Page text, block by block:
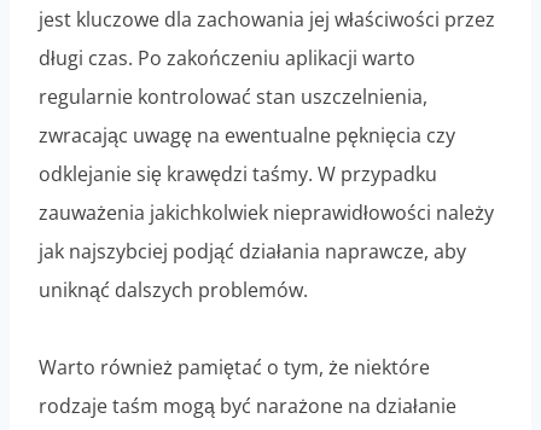
jest kluczowe dla zachowania jej właściwości przez
długi czas. Po zakończeniu aplikacji warto
regularnie kontrolować stan uszczelnienia,
zwracając uwagę na ewentualne pęknięcia czy
odklejanie się krawędzi taśmy. W przypadku
zauważenia jakichkolwiek nieprawidłowości należy
jak najszybciej podjąć działania naprawcze, aby
uniknąć dalszych problemów.
Warto również pamiętać o tym, że niektóre
rodzaje taśm mogą być narażone na działanie